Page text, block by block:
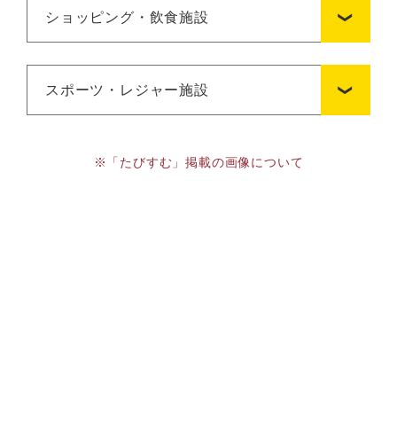
ショッピング・飲食施設
スポーツ・レジャー施設
※「たびすむ」掲載の画像について